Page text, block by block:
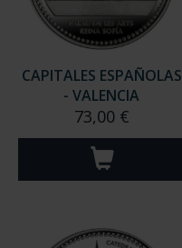
CAPITALES ESPAÑOLAS
- VALENCIA
73,00 €